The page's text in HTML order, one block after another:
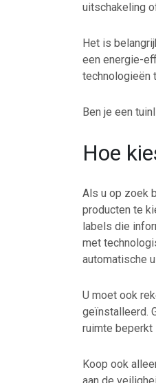
uitschakeling
Het is
een energie-
technologieën
Ben je een
Hoe
Als u op zoek
producten te
labels die
met
automatische
U moet ook
geïnstalleerd.
ruimte beperkt
Koop ook